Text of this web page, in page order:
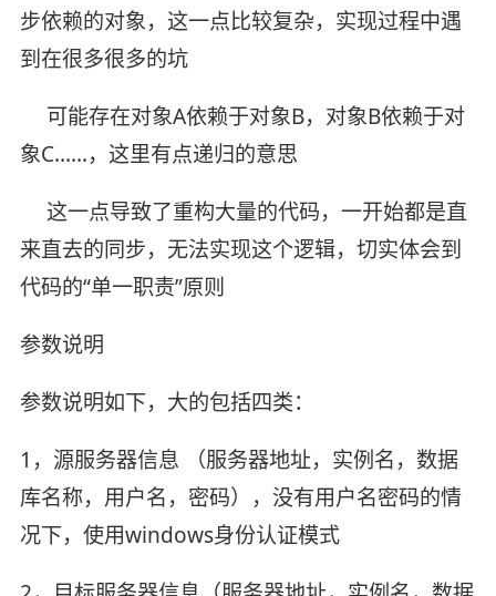
步依赖的对象，这一点比较复杂，实现过程中遇
到在很多很多的坑
可能存在对象A依赖于对象B，对象B依赖于对
象C……，这里有点递归的意思
这一点导致了重构大量的代码，一开始都是直
来直去的同步，无法实现这个逻辑，切实体会到
代码的“单一职责”原则
参数说明
参数说明如下，大的包括四类：
1，源服务器信息 （服务器地址，实例名，数据
库名称，用户名，密码），没有用户名密码的情
况下，使用windows身份认证模式